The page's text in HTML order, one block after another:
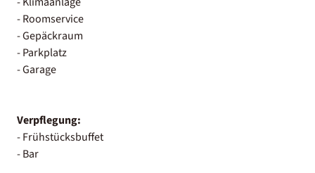
- Roomservice
- Gepäckraum
- Parkplatz
- Garage
Verpflegung:
- Frühstücksbuffet
- Bar